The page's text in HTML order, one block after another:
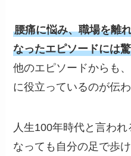
腰痛に悩み、職場を離
なったエピソードには
他のエピソードからも
に役立っているのが伝わ
人生100年時代と言わ
なっても自分の足で歩